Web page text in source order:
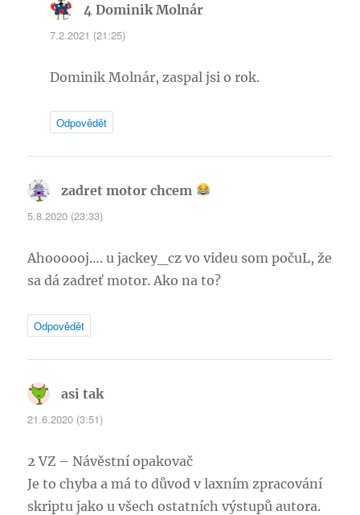
4 Dominik Molnár
7.2.2021 (21:25)
Dominik Molnár, zaspal jsi o rok.
Odpovědět
zadret motor chcem
5.8.2020 (23:33)
Ahoooooj…. u jackey_cz vo videu som počuL, že
sa dá zadreť motor. Ako na to?
Odpovědět
asi tak
21.6.2020 (3:51)
2 VZ – Návěstní opakovač
Je to chyba a má to důvod v laxním zpracování
skriptu jako u všech ostatních výstupů autora.